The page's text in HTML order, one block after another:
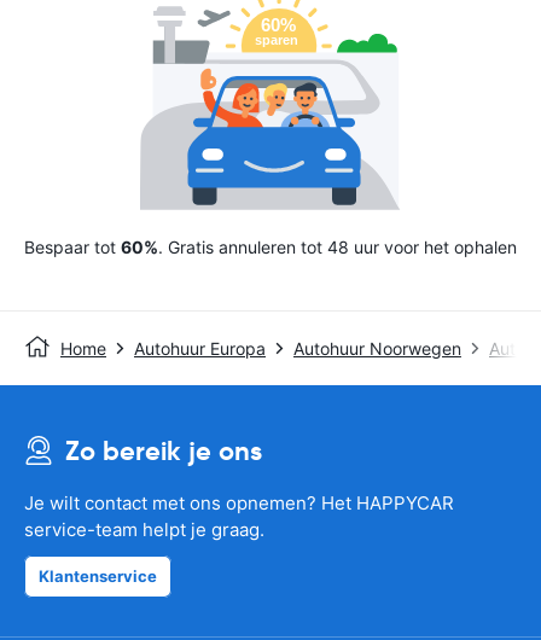
Bespaar tot 60%. Gratis annuleren tot 48 uur voor het ophalen
Home Autohuur Europa Autohuur Noorwegen
Zo bereik je ons
Je wilt contact met ons opnemen? Het HAPPYCAR
service-team helpt je graag.
Klantenservice